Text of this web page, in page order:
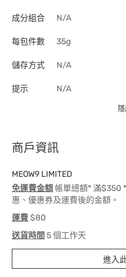
成分組合 N/A
每包件數 35g
儲存方式 N/A
提示 N/A
商戶資訊
MEOW9 LIMITED
免運費金額 帳單總額* 滿$350
惠、優惠券及運費後的金額。
運費$80
送貨時間 5 個工作天
進入